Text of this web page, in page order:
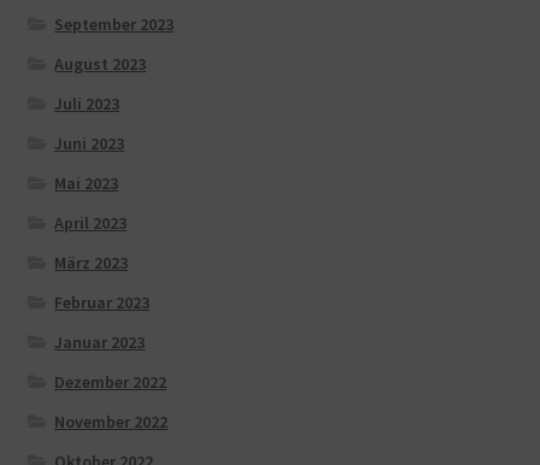
September 2023
August 2023
Juli 2023
Juni 2023
Mai 2023
April 2023
März 2023
Februar 2023
Januar 2023
Dezember 2022
November 2022